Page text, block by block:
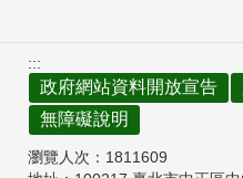
:::
政府網站資料開放宣告
無障礙說明
瀏覽人次： 1811609